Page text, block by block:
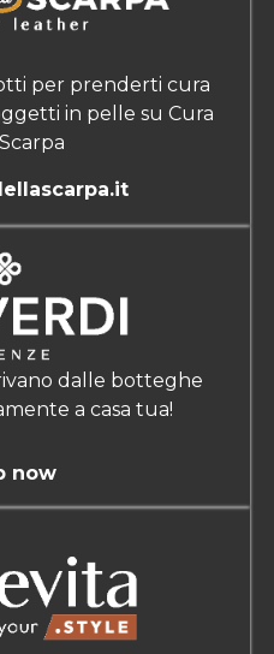
per prenderti cura
in pelle su Cura
dalle botteghe
a casa tua!
now